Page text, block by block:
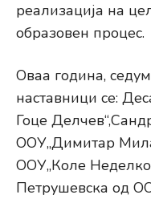
реализација на
образовен процес.
Оваа година,
наставници се:
Гоце
ООУ„Димитар
ООУ„Коле
Петрушевска од